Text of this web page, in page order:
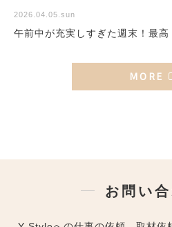
2026.04.05.sun
午前中が充実しすぎた週末！最高
MORE
お問い